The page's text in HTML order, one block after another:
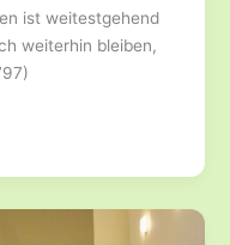
ist weitestgehend
weiterhin bleiben,